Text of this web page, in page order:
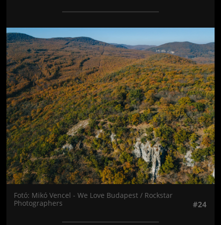
Jön még kép!
Fotó: Mikó Vencel - We Love Budapest / Rockstar
Photographers
#24